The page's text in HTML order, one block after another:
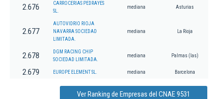
2.676
CARROCERIAS PEDRAYES
SL.
mediana Asturias
2.677
AUTOVIDRIO RIOJA
NAVARRA SOCIEDAD
LIMITADA.
mediana La Rioja
2.678
DGM RACING CHIP
SOCIEDAD LIMITADA.
mediana Palmas (las)
2.679 EUROPE ELEMENT SL. mediana Barcelona
Ver Ranking de Empresas del CNAE 9531